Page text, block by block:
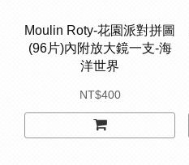
Moulin Roty-花園派對拼圖
(96片)內附放大鏡一支-海
洋世界
NT$400